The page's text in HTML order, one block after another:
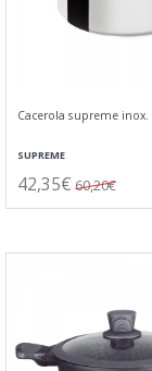
Cacerola supreme inox.
SUPREME
42,35€ 60,20€